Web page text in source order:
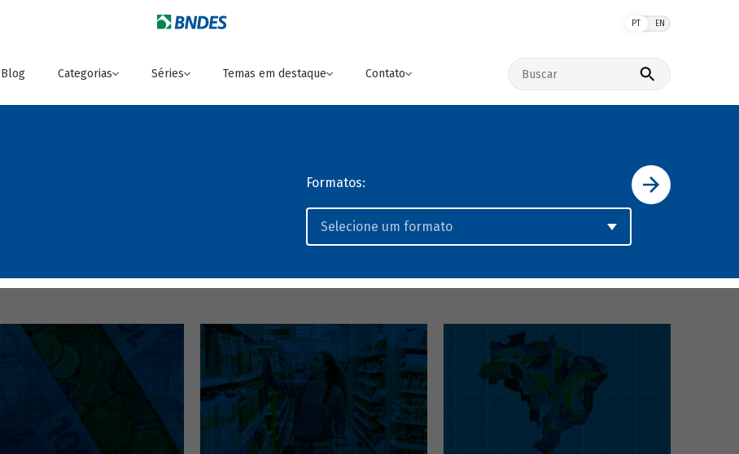
PT EN
Categorias Séries Temas em destaque Contato
Buscar no site
Formatos: